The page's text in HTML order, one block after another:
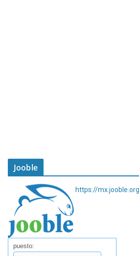
Jooble
https://mx.jooble.org
puesto: